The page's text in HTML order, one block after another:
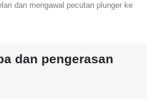
dan mengawal pecutan plunger ke
dan pengerasan